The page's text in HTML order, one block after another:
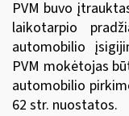
PVM buvo
laikotarpio
automobilio
PVM mokėtojas
automobilio
62 str. nuostatos.